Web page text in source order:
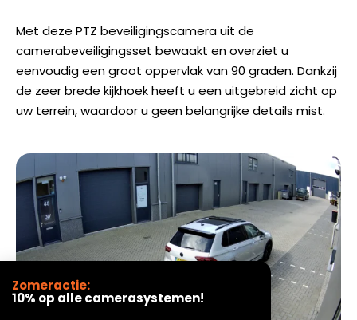
Met deze PTZ beveiligingscamera uit de
camerabeveiligingsset bewaakt en overziet u
eenvoudig een groot oppervlak van 90 graden. Dankzij
de zeer brede kijkhoek heeft u een uitgebreid zicht op
uw terrein, waardoor u geen belangrijke details mist.
Zomeractie:
10% op alle camerasystemen!